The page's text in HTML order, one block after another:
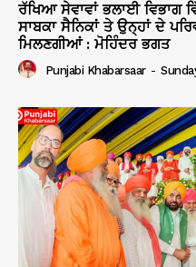
ਰੱਖਿਆ ਸੇਵਾਵਾਂ ਭਲਾਈ ਵਿਭਾਗ
ਸਾਬਕਾ ਸੈਨਿਕਾਂ ਤੇ ਉਨ੍ਹਾਂ ਦੇ
ਮਿਲਣਗੀਆਂ : ਮੋਹਿੰਦਰ ਭਗਤ
Punjabi Khabarsaar -